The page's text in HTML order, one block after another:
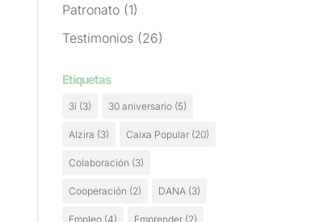
Patronato (1)
Testimonios (26)
Etiquetas
3i (3) 30 aniversario (5)
Alzira (3) Caixa Popular (20)
Colaboración (3)
Cooperación (2) DANA (3)
Empleo (4) Emprender (2)